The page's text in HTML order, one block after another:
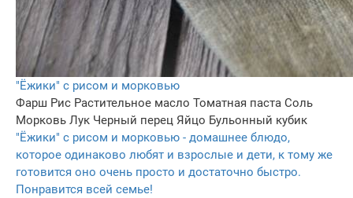
"Ёжики" с рисом и морковью
Фарш Рис Растительное масло Томатная паста Соль
Морковь Лук Черный перец Яйцо Бульонный кубик
"Ёжики" с рисом и морковью - домашнее блюдо,
которое одинаково любят и взрослые и дети, к тому же
готовится оно очень просто и достаточно быстро.
Понравится всей семье!